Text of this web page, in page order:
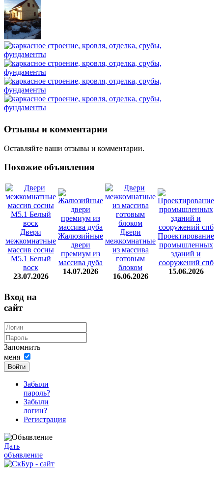
Отзывы и комментарии
Оставляйте ваши отзывы и комментарии.
Похожие объявления
Двери
межкомнатные
массив сосны
М5.1 Белый
воск
23.07.2026
Жалюзийные
двери
премиум из
массива дуба
14.07.2026
Двери
межкомнатные
из массива
готовым
блоком
16.06.2026
Проектирование
промышленных
зданий и
сооружений спб
15.06.2026
Вход на
сайт
Запомнить
меня
Войти
Забыли
пароль?
Забыли
логин?
Регистрация
Дать
объявление